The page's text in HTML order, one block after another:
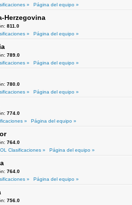
»
Página del equipo »
Herzegovina
811.0
»
Página del equipo »
789.0
»
Página del equipo »
780.0
»
Página del equipo »
774.0
»
Página del equipo »
764.0
Clasificaciones »
Página del equipo »
764.0
»
Página del equipo »
756.0